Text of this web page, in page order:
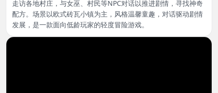
走访各地村庄，与女巫、村民等NPC对话以推进剧情，寻找神奇
配方。场景以欧式砖瓦小镇为主，风格温馨童趣，对话驱动剧情
发展，是一款面向低龄玩家的轻度冒险游戏。